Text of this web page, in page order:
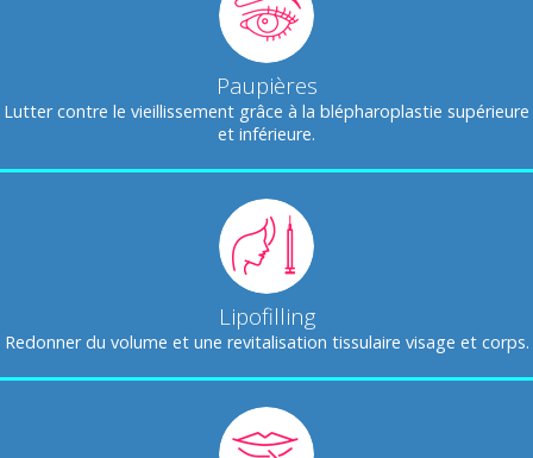
Paupières
Lutter contre le vieillissement grâce à la blépharoplastie supérieure
et inférieure.
Lipofilling
Redonner du volume et une revitalisation tissulaire visage et corps.